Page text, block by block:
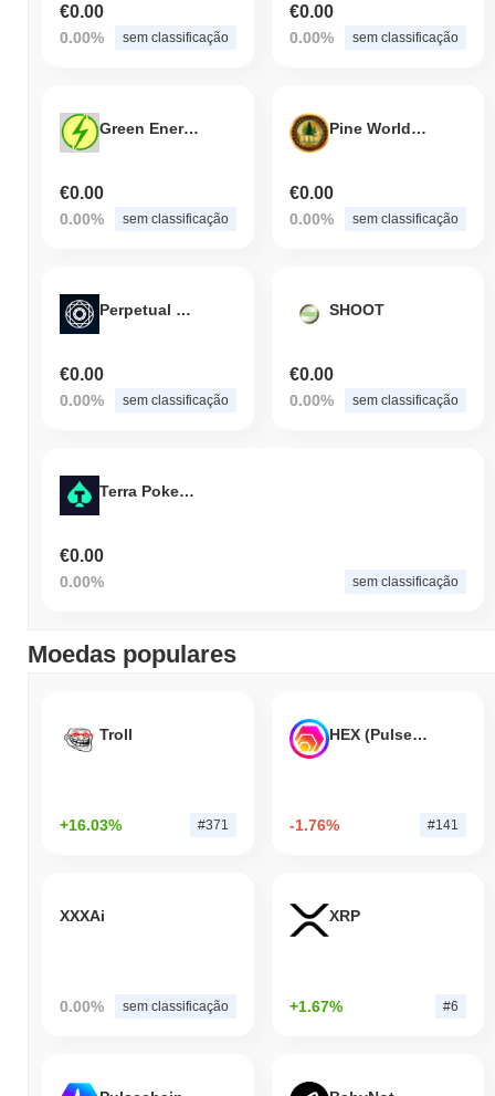
€0.00
0.00% sem classificação
€0.00
0.00% sem classificação
Green Energy Support Token
€0.00
0.00% sem classificação
Pine World Coin
€0.00
0.00% sem classificação
Perpetual Exchange Strategy
€0.00
0.00% sem classificação
SHOOT
€0.00
0.00% sem classificação
Terra Poker Token
€0.00
0.00% sem classificação
Moedas populares
Troll
+16.03% #371
HEX (Pulsechain)
-1.76% #141
XXXAi
0.00% sem classificação
XRP
+1.67% #6